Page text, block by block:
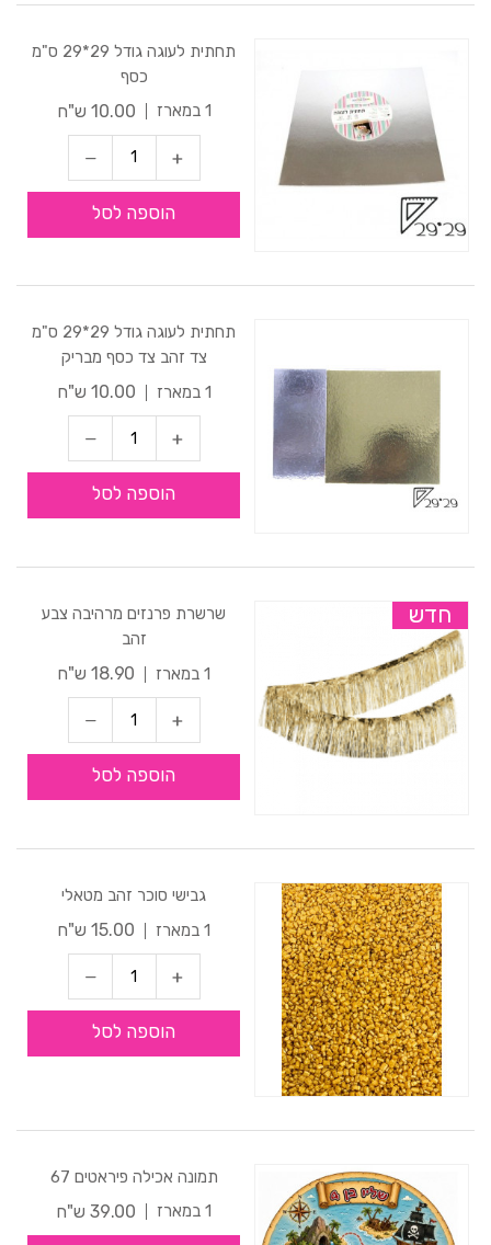
תחתית לעוגה גודל 29*29 ס"מ
כסף
1 במארז
10.00 ש"ח
הוספה לסל
תחתית לעוגה גודל 29*29 ס"מ
צד זהב צד כסף מבריק
1 במארז
10.00 ש"ח
הוספה לסל
חדש
שרשרת פרנזים מרהיבה צבע
זהב
1 במארז
18.90 ש"ח
הוספה לסל
גבישי סוכר זהב מטאלי
1 במארז
15.00 ש"ח
הוספה לסל
תמונה אכילה פיראטים 67
1 במארז
39.00 ש"ח